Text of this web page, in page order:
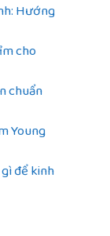
Hướng
cho
chuẩn
Young
để kinh